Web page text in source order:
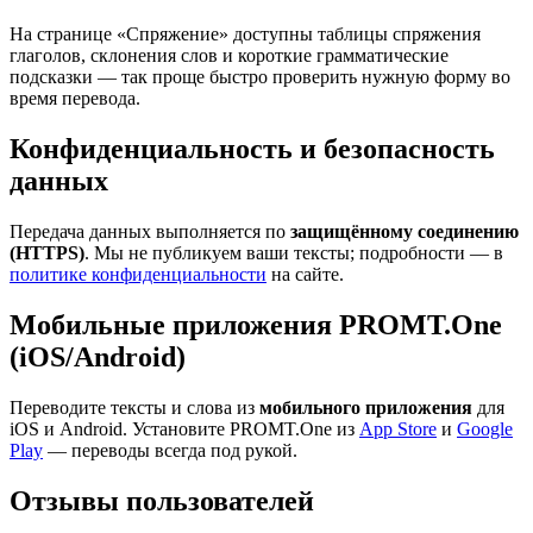
На странице «Спряжение» доступны таблицы спряжения
глаголов, склонения слов и короткие грамматические
подсказки — так проще быстро проверить нужную форму во
время перевода.
Конфиденциальность и безопасность
данных
Передача данных выполняется по защищённому соединению
(HTTPS). Мы не публикуем ваши тексты; подробности — в
политике конфиденциальности на сайте.
Мобильные приложения PROMT.One
(iOS/Android)
Переводите тексты и слова из мобильного приложения для
iOS и Android. Установите PROMT.One из App Store и Google
Play — переводы всегда под рукой.
Отзывы пользователей